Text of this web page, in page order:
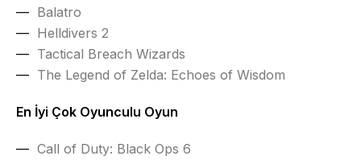
Balatro
Helldivers 2
Tactical Breach Wizards
The Legend of Zelda: Echoes of Wisdom
En İyi Çok Oyunculu Oyun
Call of Duty: Black Ops 6